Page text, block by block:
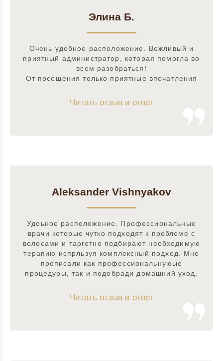
Элина Б.
Очень удобное расположение. Вежливый и
приятный администратор, которая помогла во
всем разобраться!
От посещения только приятные впечатления
Читать отзыв и ответ
Aleksander Vishnyakov
Удоьное расположение. Профессиональные
врачи которые чутко подходят к проблеме с
волосами и таргетно подбирают необходимую
терапию испрльзуя комплексный подход. Мне
прописали как профессиональнуюые
процедуры, так и подобради домашний уход.
Читать отзыв и ответ